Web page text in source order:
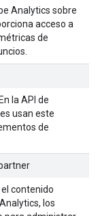
Analytics sobre
acceso a
de
la API de
usan este
de
contenido
los